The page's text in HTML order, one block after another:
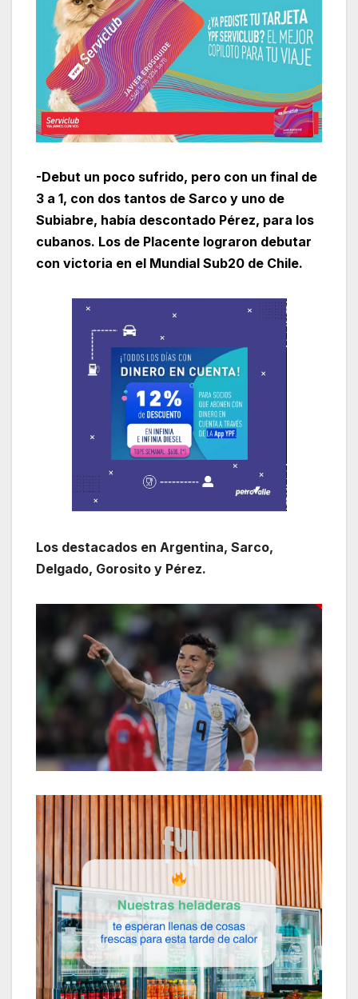
-Debut un poco sufrido, pero con un final de
3 a 1, con dos tantos de Sarco y uno de
Subiabre, había descontado Pérez, para los
cubanos. Los de Placente lograron debutar
con victoria en el Mundial Sub20 de Chile.
Los destacados en Argentina, Sarco,
Delgado, Gorosito y Pérez.